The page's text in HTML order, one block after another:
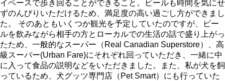
イペースで歩き回ることができること。ビールも時間を気にせ
ずのんびりいただけるため、満足度の高い過ごし方ができまし
た。 そのあともいくつか観光を予定していたのですが、ビー
ルを飲みながら相手の方とローカルでの生活の話で盛り上がっ
たため、一般的なスーパー（Real Canadian Superstore）、高
級スーパー(Urban Fare)にそれぞれ回っていただき、一緒に中
に入って食品の説明などをいただきました。また、私が犬を飼
っているため、犬グッツ専門店（Pet Smart）にも行っていた